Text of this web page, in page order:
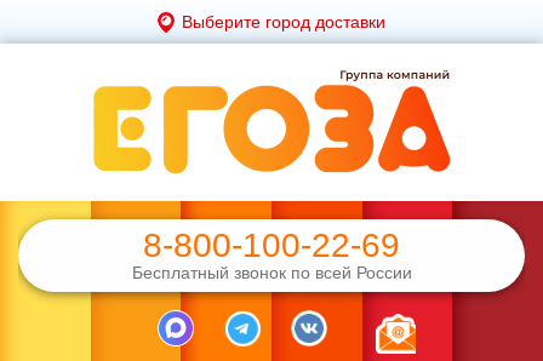
Выберите город доставки
8-800-100-22-69
Бесплатный звонок по всей России